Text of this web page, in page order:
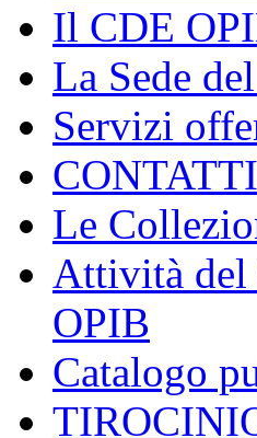
Il CDE
La Sede
Servizi
Le
Attività del
OPIB
Catalogo